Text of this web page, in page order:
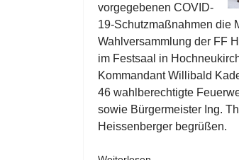
vorgegebenen COVID-
19-Schutzmaßnahmen die
Wahlversammlung der FF
im Festsaal in
Kommandant Willibald
46 wahlberechtigte
sowie Bürgermeister Ing.
Heissenberger begrüßen.